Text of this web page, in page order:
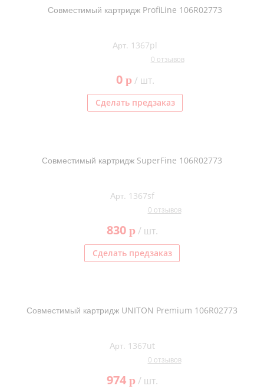
Совместимый картридж ProfiLine 106R02773
Арт. 1367pl
0 отзывов
0 p/ шт.
Сделать предзаказ
Совместимый картридж SuperFine 106R02773
Арт. 1367sf
0 отзывов
830 p/ шт.
Сделать предзаказ
Совместимый картридж UNITON Premium 106R02773
Арт. 1367ut
0 отзывов
974 p/ шт.